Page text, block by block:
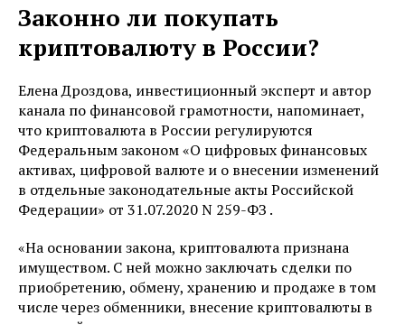
Законно ли покупать
криптовалюту в России?
Елена Дроздова, инвестиционный эксперт и автор
канала по финансовой грамотности, напоминает,
что криптовалюта в России регулируются
Федеральным законом «О цифровых финансовых
активах, цифровой валюте и о внесении изменений
в отдельные законодательные акты Российской
Федерации» от 31.07.2020 N 259-ФЗ .
«На основании закона, криптовалюта признана
имуществом. С ней можно заключать сделки по
приобретению, обмену, хранению и продаже в том
числе через обменники, внесение криптовалюты в